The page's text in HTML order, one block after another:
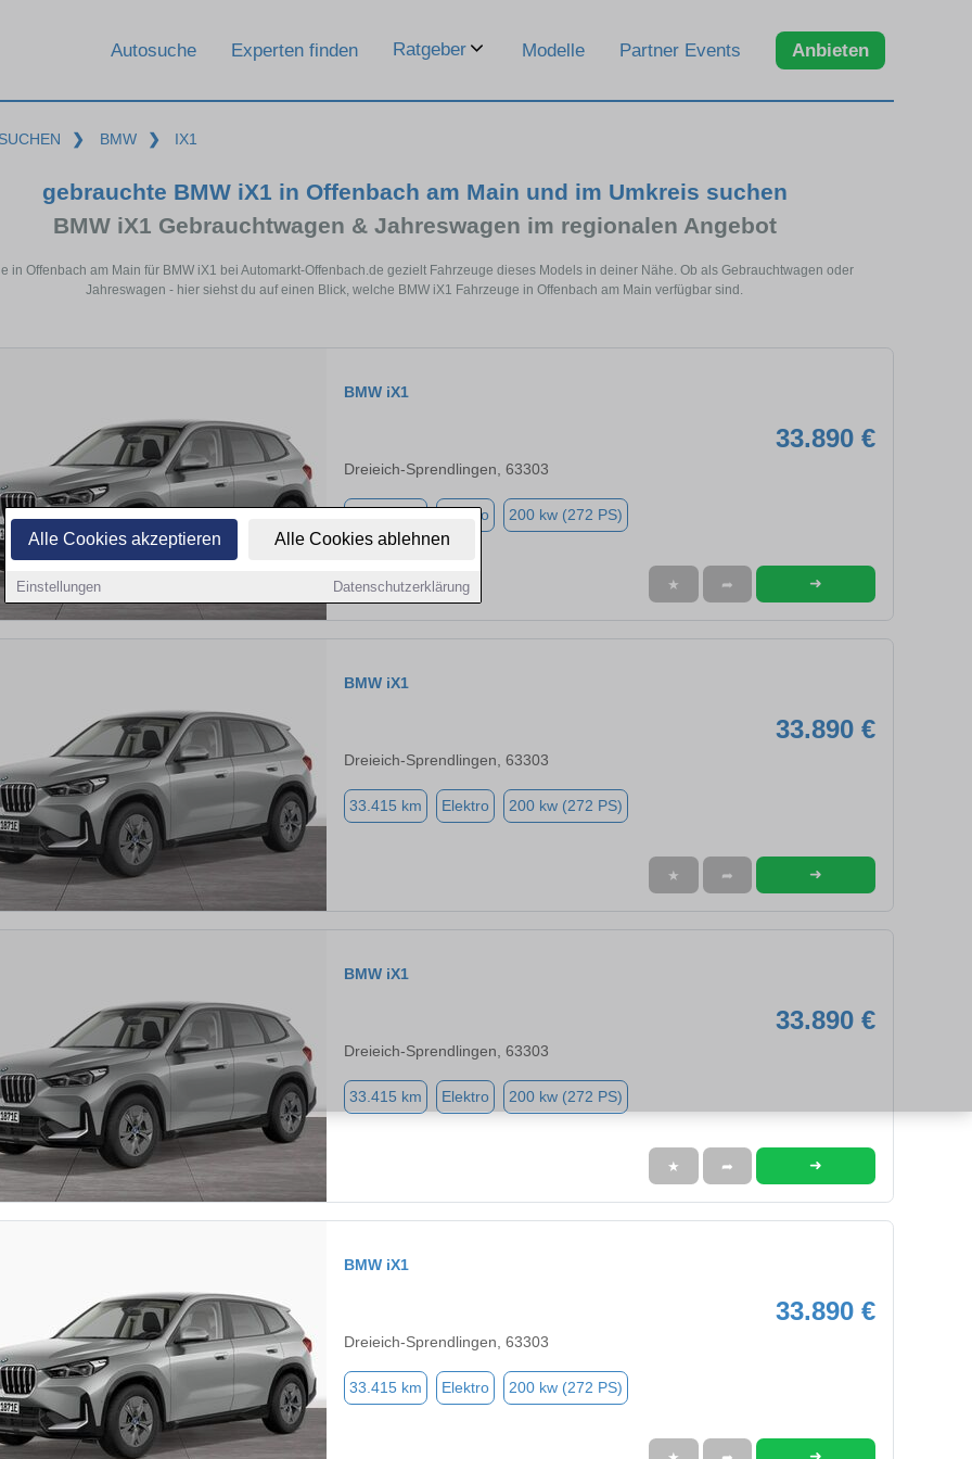
Alle Cookies akzeptieren Alle Cookies ablehnen
Einstellungen Datenschutzerklärung
Autosuche Experten finden Ratgeber Modelle Partner Events Anbieten
❯ BMW ❯ IX1
gebrauchte BMW iX1 in Offenbach am Main und im Umkreis suchen
BMW iX1 Gebrauchtwagen & Jahreswagen im regionalen Angebot
in Offenbach am Main für BMW iX1 bei Automarkt-Offenbach.de gezielt Fahrzeuge dieses Models in deiner Nähe. Ob als Gebrauchtwagen oder
Jahreswagen - hier siehst du auf einen Blick, welche BMW iX1 Fahrzeuge in Offenbach am Main verfügbar sind.
BMW iX1
33.890 €
Dreieich-Sprendlingen, 63303
Elektro 200 kw (272 PS)
★ ➦ ➜
BMW iX1
33.890 €
Dreieich-Sprendlingen, 63303
33.415 km Elektro 200 kw (272 PS)
★ ➦ ➜
BMW iX1
33.890 €
Dreieich-Sprendlingen, 63303
33.415 km Elektro 200 kw (272 PS)
★ ➦ ➜
BMW iX1
33.890 €
Dreieich-Sprendlingen, 63303
33.415 km Elektro 200 kw (272 PS)